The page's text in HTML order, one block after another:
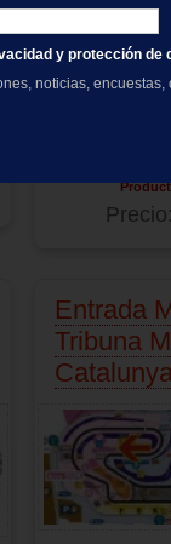
y protección de
noticias,
Tribuna H -
Precio:
Entrada
Tribuna